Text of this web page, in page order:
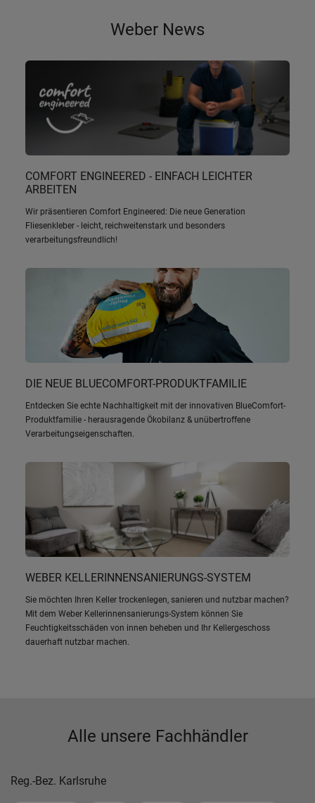
Weber News
COMFORT ENGINEERED - EINFACH LEICHTER
ARBEITEN
Wir präsentieren Comfort Engineered: Die neue Generation
Fliesenkleber - leicht, reichweitenstark und besonders
verarbeitungsfreundlich!
DIE NEUE BLUECOMFORT-PRODUKTFAMILIE
Entdecken Sie echte Nachhaltigkeit mit der innovativen BlueComfort-
Produktfamilie - herausragende Ökobilanz & unübertroffene
Verarbeitungseigenschaften.
WEBER KELLERINNENSANIERUNGS-SYSTEM
Sie möchten Ihren Keller trockenlegen, sanieren und nutzbar machen?
Mit dem Weber Kellerinnensanierungs-System können Sie
Feuchtigkeitsschäden von innen beheben und Ihr Kellergeschoss
dauerhaft nutzbar machen.
Alle unsere Fachhändler
Reg.-Bez. Karlsruhe